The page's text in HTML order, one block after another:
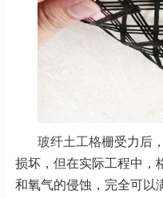
玻纤土工格栅受力后
损坏，但在实际工程中，
和氧气的侵蚀，完全可以